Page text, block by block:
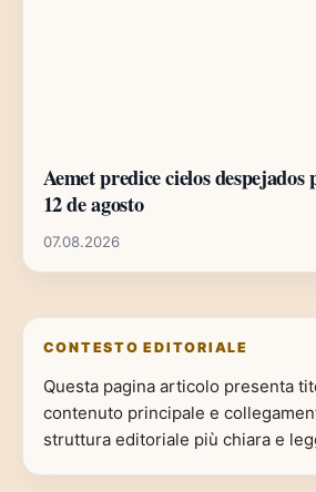
Aemet predice cielos despejados
12 de agosto
07.08.2026
CONTESTO EDITORIALE
Questa pagina articolo presenta
contenuto principale e
struttura editoriale più chiara e